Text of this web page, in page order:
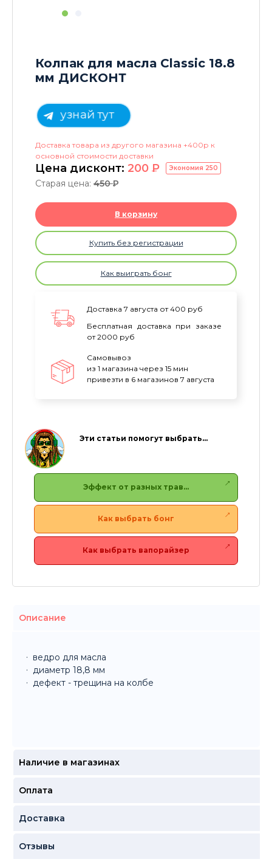
Колпак для масла Classic 18.8
мм ДИСКОНТ
узнай тут
Доставка товара из другого магазина +400р к
основной стоимости доставки
Цена дисконт: 200 P Экономия 250
Старая цена: 450P
В корзину
Купить без регистрации
Как выиграть бонг
Доставка 7 августа от 400 руб
Бесплатная доставка при заказе
от 2000 руб
Самовывоз
из 1 магазина через 15 мин
привезти в 6 магазинов 7 августа
Эти статьи помогут выбрать…
Эффект от разных трав…
Как выбрать бонг
Как выбрать вапорайзер
Описание
ведро для масла
диаметр 18,8 мм
дефект - трещина на колбе
Наличие в магазинах
Оплата
Доставка
Отзывы